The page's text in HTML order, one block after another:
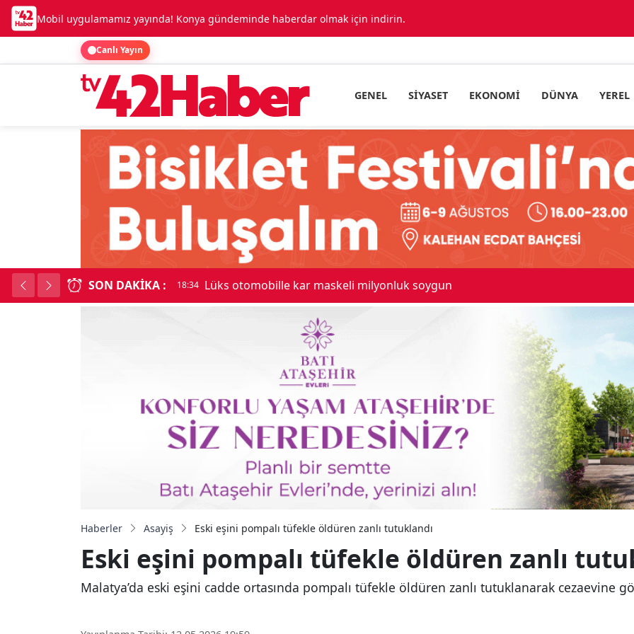
Mobil uygulamamız yayında! Konya gündeminde haberdar olmak için indirin.
Canlı Yayın
GENEL SIYASET EKONOMI DÜNYA YEREL
SON DAKIKA : 18:34 Lüks otomobille kar maskeli milyonluk soygun
Haberler Asayiş Eski eşini pompalı tüfekle öldüren zanlı tutuklandı
Eski eşini pompalı tüfekle öldüren zanlı
Malatya’da eski eşini cadde ortasında pompalı tüfekle öldüren zanlı tutuklanarak cezaevine